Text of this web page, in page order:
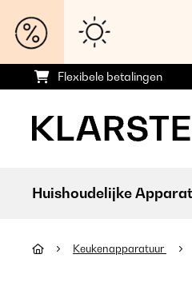
Flexibele betalingen
Huishoudelijke
Keukenapparatuur